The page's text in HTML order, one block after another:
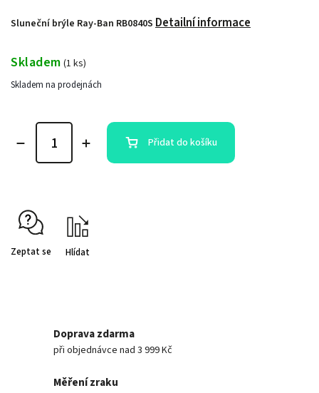
Sluneční brýle Ray-Ban RB0840S Detailní informace
Skladem (1 ks)
Skladem na prodejnách
Přidat do košíku
Zeptat se Hlídat
Doprava zdarma
při objednávce nad 3 999 Kč
Měření zraku